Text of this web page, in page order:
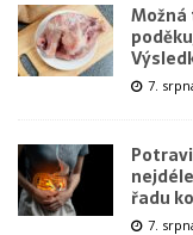
7.
řadu
7.